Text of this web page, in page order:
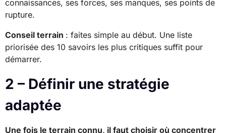
connaissances, ses forces, ses manques, ses points de
rupture.
Conseil terrain : faites simple au début. Une liste
priorisée des 10 savoirs les plus critiques suffit pour
démarrer.
2 – Définir une stratégie
adaptée
Une fois le terrain connu, il faut choisir où concentrer